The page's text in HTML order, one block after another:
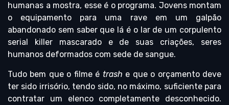
humanas a mostra, esse é o programa. Jovens montam
o equipamento para uma rave em um galpão
abandonado sem saber que lá é o lar de um corpulento
serial killer mascarado e de suas criações, seres
humanos deformados com sede de sangue.
Tudo bem que o filme é trash e que o orçamento deve
ter sido irrisório, tendo sido, no máximo, suficiente para
contratar um elenco completamente desconhecido.